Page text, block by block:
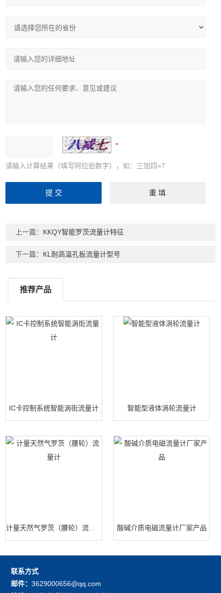
请输入计算结果（填写阿拉伯数字），如：三加四=7
上一篇： KKQY智能罗茨流量计特征
下一篇： KL耐高温孔板流量计型号
推荐产品
IC卡控制系统智能涡街流量计 智能型液体涡轮流量计
酸碱介质电磁流量计厂家产品
联系方式
邮件：3629000656@qq.com